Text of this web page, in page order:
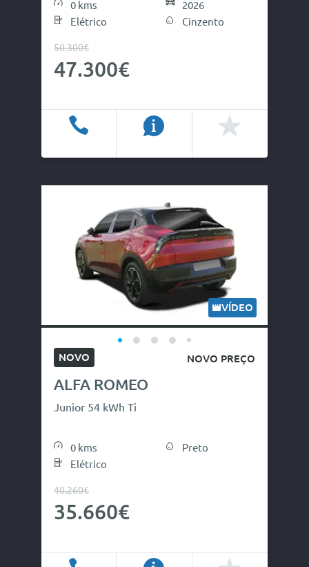
0 kms
Elétrico
2026
Cinzento
50.300€
47.300€
VÍDEO
NOVO NOVO PREÇO
ALFA ROMEO
Junior 54 kWh Ti
0 kms
Elétrico
Preto
40.260€
35.660€